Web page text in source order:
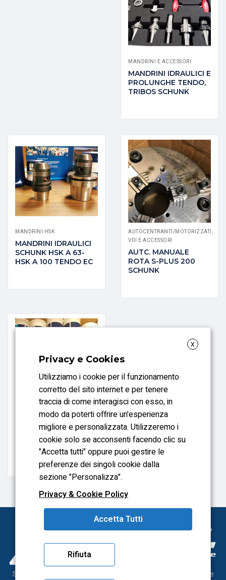
MANDRINI E ACCESSORI
MANDRINI IDRAULICI E
PROLUNGHE TENDO,
TRIBOS SCHUNK
MANDRINI HSK
MANDRINI IDRAULICI
SCHUNK HSK A 63-
HSK A 100 TENDO EC
AUTOCENTRANTI/MOTORIZZATI,
VDI E ACCESSORI
AUTC. MANUALE
ROTA S-PLUS 200
SCHUNK
AUTOCENTRANTI/MOTORIZZATI,
VDI E ACCESSORI
CARTUCCE GRASSO
LINOMAX 500 GR
SCHUNK
Sonytool utensileria meccanica, dal 2000 al servizio delle officine
X
Privacy e Cookies
Utilizziamo i cookie per il funzionamento
corretto del sito internet e per tenere
traccia di come interagisci con esso, in
modo da poterti offrire un'esperienza
migliore e personalizzata. Utilizzeremo i
cookie solo se acconsenti facendo clic su
"Accetta tutti" oppure puoi gestire le
preferenze dei singoli cookie dalla
sezione "Personalizza".
Privacy & Cookie Policy
Accetta Tutti
Rifiuta